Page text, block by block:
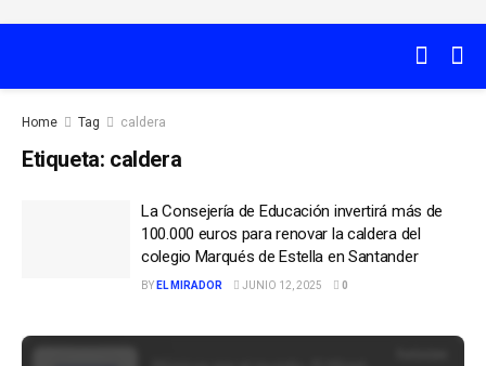
Home Tag caldera
Etiqueta: caldera
La Consejería de Educación invertirá más de
100.000 euros para renovar la caldera del
colegio Marqués de Estella en Santander
BY EL MIRADOR JUNIO 12, 2025 0